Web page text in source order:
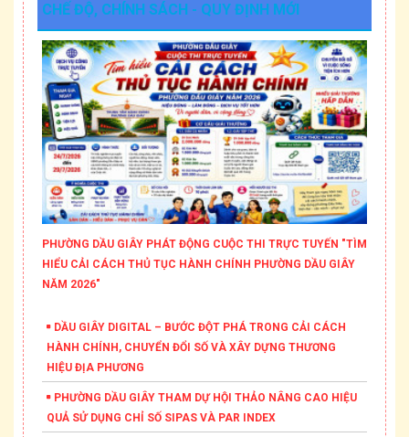
CHẾ ĐỘ, CHÍNH SÁCH - QUY ĐỊNH MỚI
PHƯỜNG DẦU GIÂY PHÁT ĐỘNG CUỘC THI TRỰC TUYẾN "TÌM
HIỂU CẢI CÁCH THỦ TỤC HÀNH CHÍNH PHƯỜNG DẦU GIÂY
NĂM 2026"
DẦU GIÂY DIGITAL – BƯỚC ĐỘT PHÁ TRONG CẢI CÁCH
HÀNH CHÍNH, CHUYỂN ĐỔI SỐ VÀ XÂY DỰNG THƯƠNG
HIỆU ĐỊA PHƯƠNG
PHƯỜNG DẦU GIÂY THAM DỰ HỘI THẢO NÂNG CAO HIỆU
QUẢ SỬ DỤNG CHỈ SỐ SIPAS VÀ PAR INDEX